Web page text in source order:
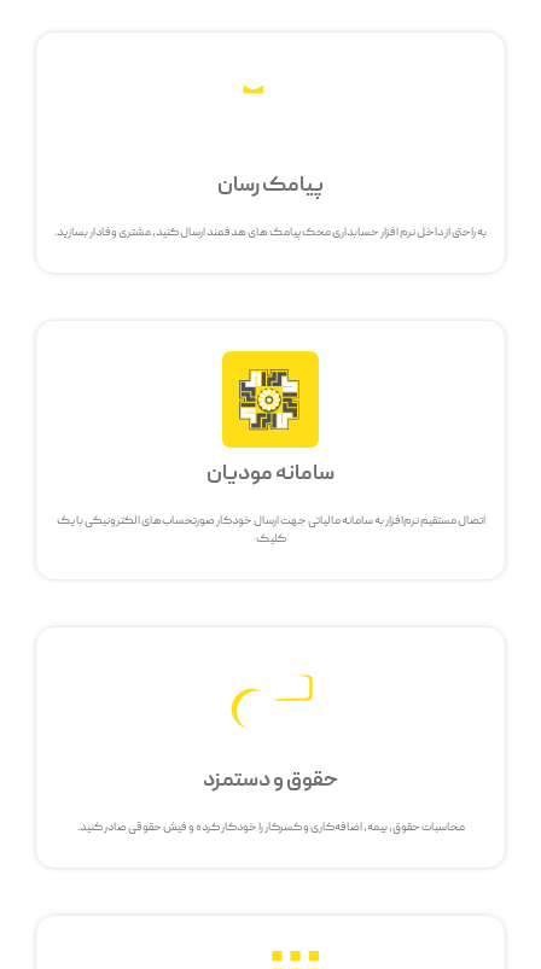
پیامک رسان
به راحتی از داخل نرم افزار حسابداری محک پیامک های هدفمند ارسال کنید، مشتری وفادار بسازید.
سامانه مودیان
اتصال مستقیم نرم‌افزار به سامانه مالیاتی جهت ارسال خودکار صورتحساب‌های الکترونیکی با یک
حقوق و دستمزد
محاسبات حقوق، بیمه، اضافه‌کاری و کسرکار را خودکار کرده و فیش حقوقی صادر کنید.